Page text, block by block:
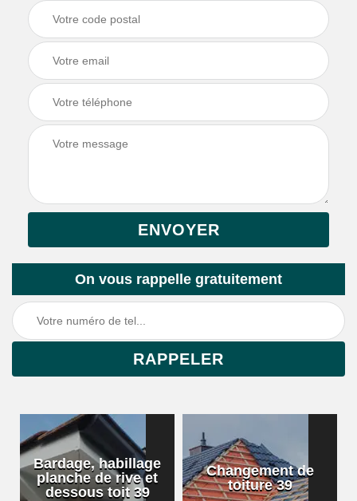
On vous rappelle gratuitement
Bardage, habillage
planche de rive et
dessous toit 39
Changement de
toiture 39